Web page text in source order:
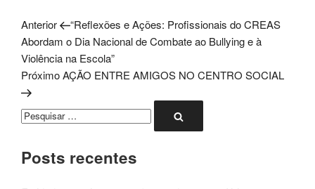
Navegação
de
Post
Post
anterior
Anterior
“Reflexões e Ações: Profissionais do CREAS
Abordam o Dia Nacional de Combate ao Bullying e à
Violência na Escola”
Próximo
post
PróximoAÇÃO ENTRE AMIGOS NO CENTRO SOCIAL
Pesquisar
por:
Posts recentes